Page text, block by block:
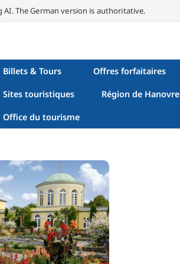
The German version is authoritative.
Billets & Tours Offres forfaitaires
Sites touristiques Région de Hanovre
Office du tourisme